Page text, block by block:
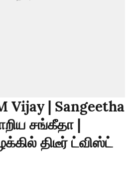
Vijay | Sangeetha
சங்கீதா |
திடீர் ட்விஸ்ட்